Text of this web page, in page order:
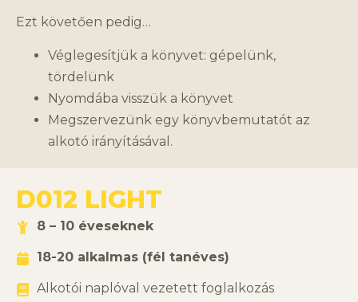
Ezt követően pedig…
Véglegesítjük a könyvet: gépelünk,
tördelünk
Nyomdába visszük a könyvet
Megszervezünk egy könyvbemutatót az
alkotó irányításával.
D012 LIGHT
8 – 10 éveseknek
18-20 alkalmas (fél tanéves)
Alkotói naplóval vezetett foglalkozás